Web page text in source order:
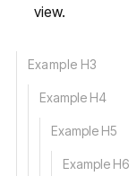
view.
Example H3
Example H4
Example H5
Example H6